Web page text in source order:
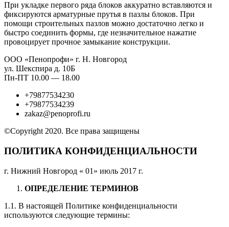
При укладке первого ряда блоков аккуратно вставляются и
фиксируются арматурные прутья в пазлы блоков. При
помощи строительных пазлов можно достаточно легко и
быстро соединить формы, где незначительное нажатие
провоцирует прочное замыкание конструкции.
ООО «Пенопрофи» г. Н. Новгород
ул. Шекспира д. 10Б
Пн-ПТ 10.00 — 18.00
+79877534230
+79877534239
zakaz@penoprofi.ru
©Copyright 2020. Все права защищены
ПОЛИТИКА КОНФИДЕНЦИАЛЬНОСТИ
г. Нижний Новгород « 01» июль 2017 г.
ОПРЕДЕЛЕНИЕ ТЕРМИНОВ
1.1. В настоящей Политике конфиденциальности
используются следующие термины: